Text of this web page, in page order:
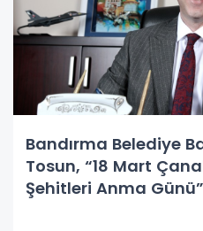
Bandırma Belediye
Tosun, “18 Mart
Şehitleri Anma